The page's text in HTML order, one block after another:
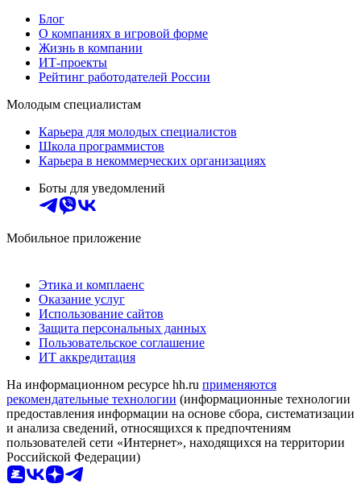
Блог
О компаниях в игровой форме
Жизнь в компании
ИТ-проекты
Рейтинг работодателей России
Молодым специалистам
Карьера для молодых специалистов
Школа программистов
Карьера в некоммерческих организациях
Боты для уведомлений
Мобильное приложение
Этика и комплаенс
Оказание услуг
Использование сайтов
Защита персональных данных
Пользовательское соглашение
ИТ аккредитация
На информационном ресурсе hh.ru применяются
рекомендательные технологии (информационные технологии
предоставления информации на основе сбора, систематизации
и анализа сведений, относящихся к предпочтениям
пользователей сети «Интернет», находящихся на территории
Российской Федерации)